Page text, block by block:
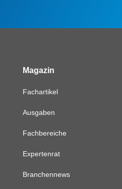
Magazin
Fachartikel
Ausgaben
Fachbereiche
Expertenrat
Branchennews